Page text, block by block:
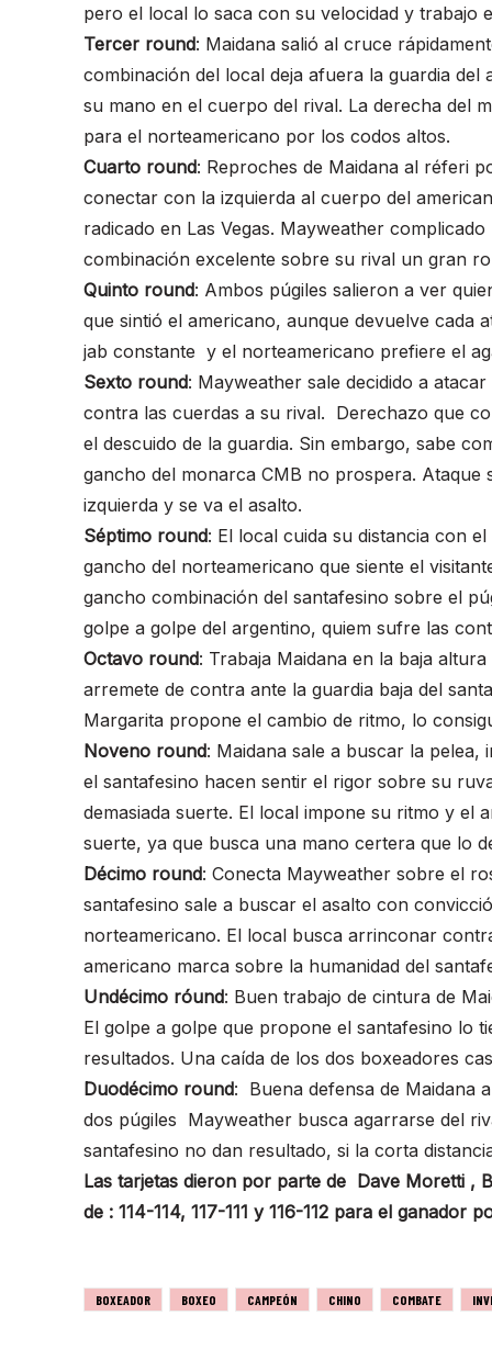
pero el local lo saca con su velocidad y trabajo
Tercer round: Maidana salió al cruce
combinación del local deja afuera la guardia
su mano en el cuerpo del rival. La derecha del
para el norteamericano por los codos altos.
Cuarto round: Reproches de Maidana al réferi
conectar con la izquierda al cuerpo del
radicado en Las Vegas. Mayweather
combinación excelente sobre su rival un gran
Quinto round: Ambos púgiles salieron a ver
que sintió el americano, aunque devuelve cada
jab constante y el norteamericano prefiere el
Sexto round: Mayweather sale decidido a
contra las cuerdas a su rival. Derechazo que
el descuido de la guardia. Sin embargo, sabe
gancho del monarca CMB no prospera.
izquierda y se va el asalto.
Séptimo round: El local cuida su distancia con
gancho del norteamericano que siente el
gancho combinación del santafesino sobre el
golpe a golpe del argentino, quiem sufre las
Octavo round: Trabaja Maidana en la baja
arremete de contra ante la guardia baja del
Margarita propone el cambio de ritmo, lo
Noveno round: Maidana sale a buscar la
el santafesino hacen sentir el rigor sobre su
demasiada suerte. El local impone su ritmo y el
suerte, ya que busca una mano certera que lo
Décimo round: Conecta Mayweather sobre el
santafesino sale a buscar el asalto con
norteamericano. El local busca arrinconar
americano marca sobre la humanidad del
Undécimo róund: Buen trabajo de cintura de
El golpe a golpe que propone el santafesino lo
resultados. Una caída de los dos boxeadores
Duodécimo round: Buena defensa de Maidana
dos púgiles Mayweather busca agarrarse del
santafesino no dan resultado, si la corta
Las tarjetas dieron por parte de Dave Moretti ,
de : 114-114, 117-111 y 116-112 para el
BOXEADOR BOXEO CAMPEÓN CHINO COMBATE